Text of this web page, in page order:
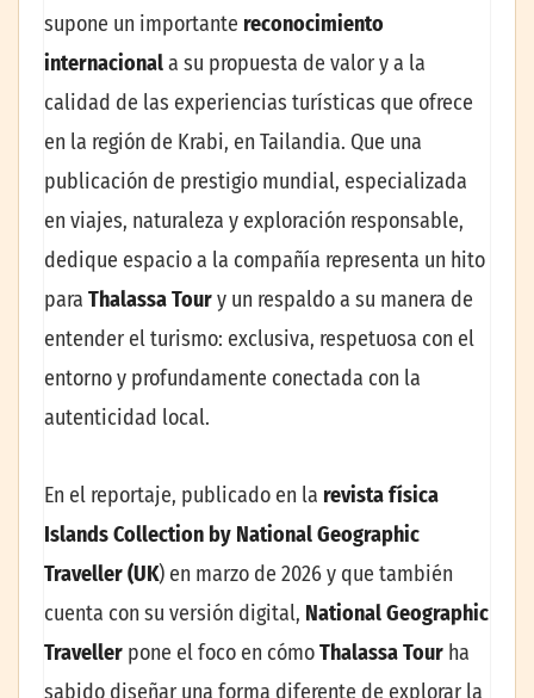
supone un importante reconocimiento
internacionala su propuesta de valor y a la
calidad de las experiencias turísticas que ofrece
en la región de Krabi, en Tailandia. Que una
publicación de prestigio mundial, especializada
en viajes, naturaleza y exploración responsable,
dedique espacio a la compañía representa un hito
para Thalassa Toury un respaldo a su manera de
entender el turismo: exclusiva, respetuosa con el
entorno y profundamente conectada con la
autenticidad local.
En el reportaje, publicado en la revista física
Islands Collection by National Geographic
Traveller (UK) en marzo de 2026 y que también
cuenta con su versión digital, National Geographic
Traveller pone el foco en cómoThalassa Tour ha
sabido diseñar una forma diferente de explorar la